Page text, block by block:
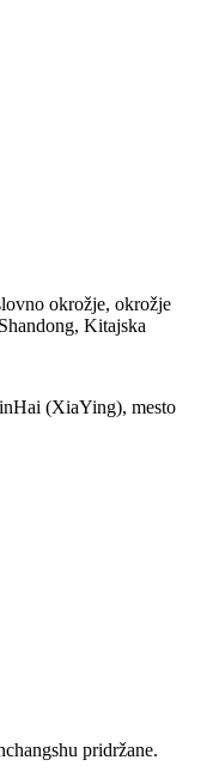
okrožje, okrožje
Kitajska
(XiaYing), mesto
pridržane.